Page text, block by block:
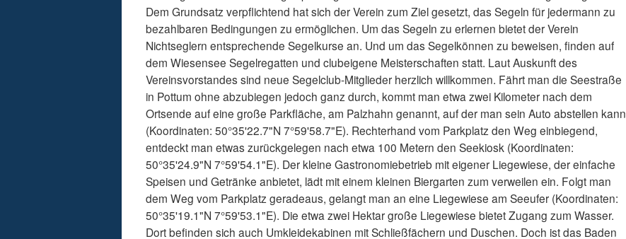
Dem Grundsatz verpflichtend hat sich der Verein zum Ziel gesetzt, das Segeln für jedermann zu
bezahlbaren Bedingungen zu ermöglichen. Um das Segeln zu erlernen bietet der Verein
Nichtseglern entsprechende Segelkurse an. Und um das Segelkönnen zu beweisen, finden auf
dem Wiesensee Segelregatten und clubeigene Meisterschaften statt. Laut Auskunft des
Vereinsvorstandes sind neue Segelclub-Mitglieder herzlich willkommen. Fährt man die Seestraße
in Pottum ohne abzubiegen jedoch ganz durch, kommt man etwa zwei Kilometer nach dem
Ortsende auf eine große Parkfläche, am Palzhahn genannt, auf der man sein Auto abstellen kann
(Koordinaten: 50°35'22.7"N 7°59'58.7"E). Rechterhand vom Parkplatz den Weg einbiegend,
entdeckt man etwas zurückgelegen nach etwa 100 Metern den Seekiosk (Koordinaten:
50°35'24.9"N 7°59'54.1"E). Der kleine Gastronomiebetrieb mit eigener Liegewiese, der einfache
Speisen und Getränke anbietet, lädt mit einem kleinen Biergarten zum verweilen ein. Folgt man
dem Weg vom Parkplatz geradeaus, gelangt man an eine Liegewiese am Seeufer (Koordinaten:
50°35'19.1"N 7°59'53.1"E). Die etwa zwei Hektar große Liegewiese bietet Zugang zum Wasser.
Dort befinden sich auch Umkleidekabinen mit Schließfächern und Duschen. Doch ist das Baden